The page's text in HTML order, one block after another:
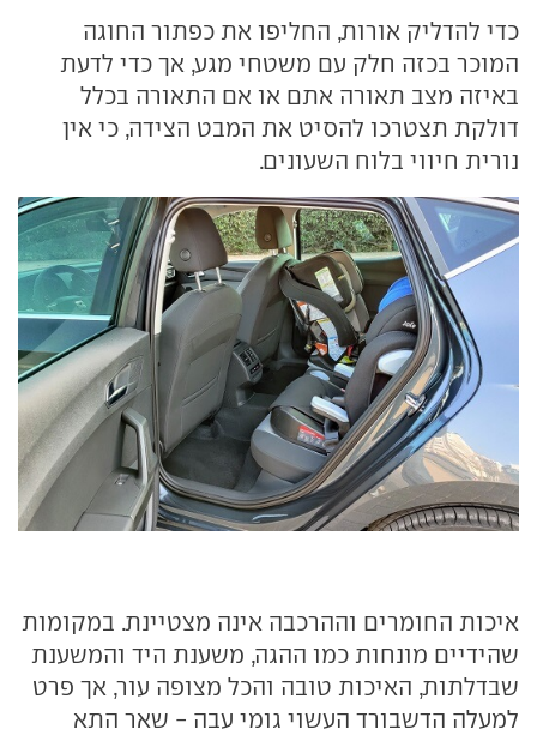
כדי להדליק אורות, החליפו את כפתור החוגה
המוכר בכזה חלק עם משטחי מגע, אך כדי לדעת
באיזה מצב תאורה אתם או אם התאורה בכלל
דולקת תצטרכו להסיט את המבט הצידה, כי אין
נורית חיווי בלוח השעונים.
איכות החומרים וההרכבה אינה מצטיינת. במקומות
שהידיים מונחות כמו ההגה, משענת היד והמשענת
שבדלתות, האיכות טובה והכל מצופה עור, אך פרט
למעלה הדשבורד העשוי גומי עבה - שאר התא